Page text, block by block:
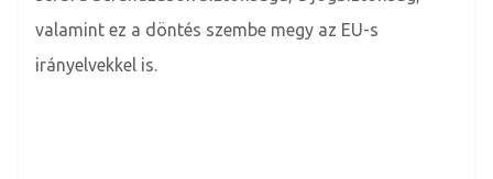
valamint ez a döntés szembe megy az EU-s
irányelvekkel is.